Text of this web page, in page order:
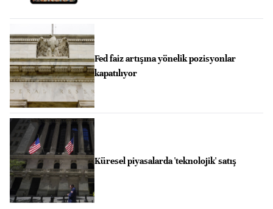
Fed faiz artışına yönelik pozisyonlar
kapatılıyor
Küresel piyasalarda 'teknolojik' satış